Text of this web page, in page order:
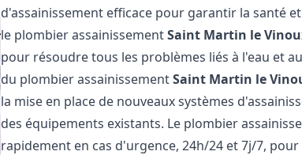
d'assainissement efficace pour garantir la santé
le plombier assainissementSaint Martin le
pour résoudre tous les problèmes liés à l'eau et
du plombier assainissementSaint Martin le
la mise en place de nouveaux systèmes
des équipements existants. Le plombier
rapidement en cas d'urgence, 24h/24 et 7j/7,